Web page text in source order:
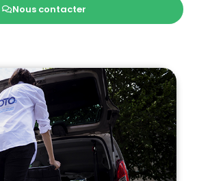
Nous contacter